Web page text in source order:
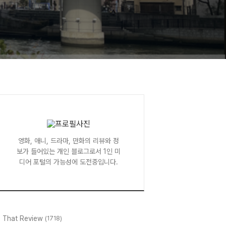
영화, 애니, 드라마, 만화의 리뷰와 정
보가 들어있는 개인 블로그로서 1인 미
디어 포털의 가능성에 도전중입니다.
That Review (1718)